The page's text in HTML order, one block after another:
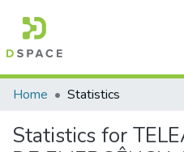
Communities & Collections
All of DSpace
Home Statistics
Statistics for